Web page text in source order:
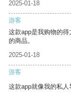
2025-01-18
游客
这款app是我购物的
的商品。
2025-01-18
游客
这款app就像我的私人